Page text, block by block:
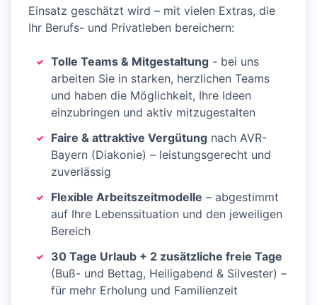
Einsatz geschätzt wird – mit vielen Extras, die
Ihr Berufs- und Privatleben bereichern:
Tolle Teams & Mitgestaltung - bei uns
arbeiten Sie in starken, herzlichen Teams
und haben die Möglichkeit, Ihre Ideen
einzubringen und aktiv mitzugestalten
Faire & attraktive Vergütung nach AVR-
Bayern (Diakonie) – leistungsgerecht und
zuverlässig
Flexible Arbeitszeitmodelle – abgestimmt
auf Ihre Lebenssituation und den jeweiligen
Bereich
30 Tage Urlaub + 2 zusätzliche freie Tage
(Buß- und Bettag, Heiligabend & Silvester) –
für mehr Erholung und Familienzeit